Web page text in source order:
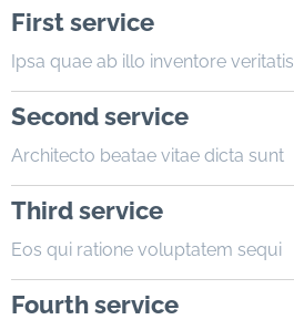
First service
Ipsa quae ab illo inventore veritatis
Second service
Architecto beatae vitae dicta sunt
Third service
Eos qui ratione voluptatem sequi
Fourth service